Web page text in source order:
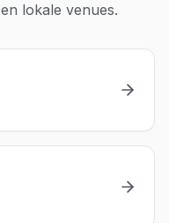
en lokale venues.